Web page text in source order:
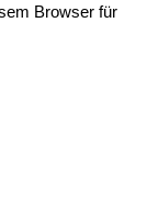
Browser für